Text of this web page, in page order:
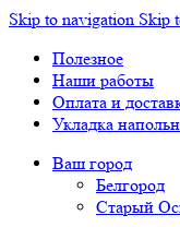
Skip to navigation Skip
Полезное
Наши работы
Оплата и
Укладка
Ваш город
Белгород
Старый